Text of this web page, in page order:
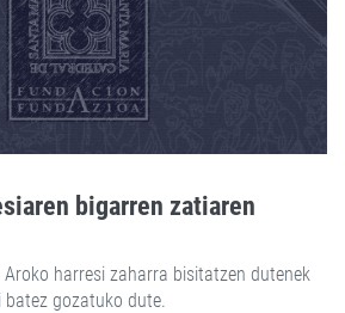
bigarren zatiaren
harresi zaharra bisitatzen dutenek
gozatuko dute.